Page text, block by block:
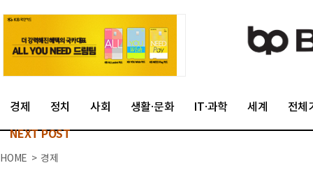
경제 정치 사회 생활·문화 IT·과학 세계 전체
NEXT POST
HOME > 경제